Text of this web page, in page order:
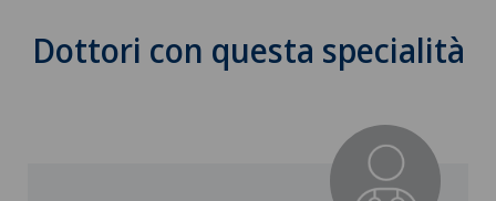
Dottori con questa specialità